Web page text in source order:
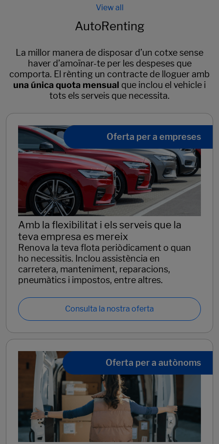
AutoRenting
La millor manera de disposar d’un cotxe sense
haver d’amoïnar-te per les despeses que
comporta. El rènting un contracte de lloguer amb
una única quota mensual que inclou el vehicle i
tots els serveis que necessita.
Oferta per a empreses
Amb la flexibilitat i els serveis que la
teva empresa es mereix
Renova la teva flota periòdicament o quan
ho necessitis. Inclou assistència en
carretera, manteniment, reparacions,
pneumàtics i impostos, entre altres.
Consulta la nostra oferta
Oferta per a autònoms